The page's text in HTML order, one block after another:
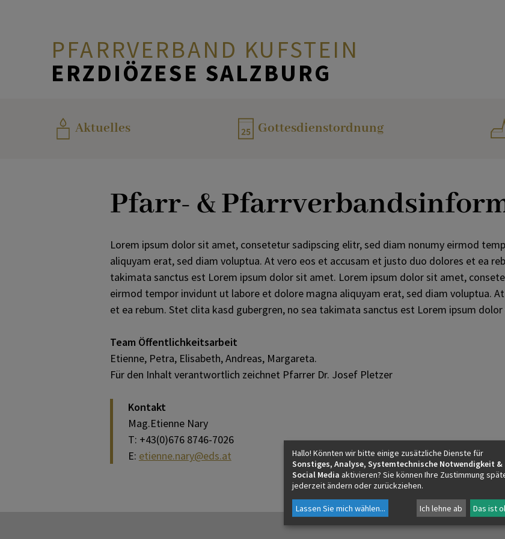
PFARRVERBAND KUFSTEIN
ERZDIÖZESE SALZBURG
AKTUELLES
Taufe
Firmung
Beichte
Hochzeit
Wiedereintritt
Krankensalbung
Seelsorge im Krankenhaus
INFORMATION &
BILDUNG
Pfarr- &
Pfarrverbandsinformationen
Kufstein Magazin
Katholisches Bildungswerk
Social Media
TEAM
Priester
Pfarrverbandsrat
KONTAKT
Pfarrbüros
Hilfe & Unterstützung
Aktuelles Gottesdienstordnung
Pfarr- &
Lorem ipsum dolor sit amet, consetetur sadipscing elitr, sed diam nonumy eirmod
aliquyam erat, sed diam voluptua. At vero eos et accusam et justo duo dolores et ea
takimata sanctus est Lorem ipsum dolor sit amet. Lorem ipsum dolor sit amet,
eirmod tempor invidunt ut labore et dolore magna aliquyam erat, sed diam voluptua.
et ea rebum. Stet clita kasd gubergren, no sea takimata sanctus est Lorem ipsum
Team Öffentlichkeitsarbeit
Etienne, Petra, Elisabeth, Andreas, Margareta.
Für den Inhalt verantwortlich zeichnet Pfarrer Dr. Josef Pletzer
Kontakt
Mag.Etienne Nary
T: +43(0)676 8746-7026
E: etienne.nary@eds.at
Hallo! Könnten wir bitte einige zusätzliche Dienste für
Sonstiges, Analyse, Systemtechnische Notwendigkeit &
Social Media aktivieren? Sie können Ihre Zustimmung
jederzeit ändern oder zurückziehen.
Lassen Sie mich wählen... Ich lehne ab Das ist